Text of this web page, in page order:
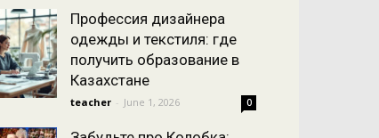
Профессия дизайнера
одежды и текстиля: где
получить образование в
Казахстане
teacher - June 1, 2026 0